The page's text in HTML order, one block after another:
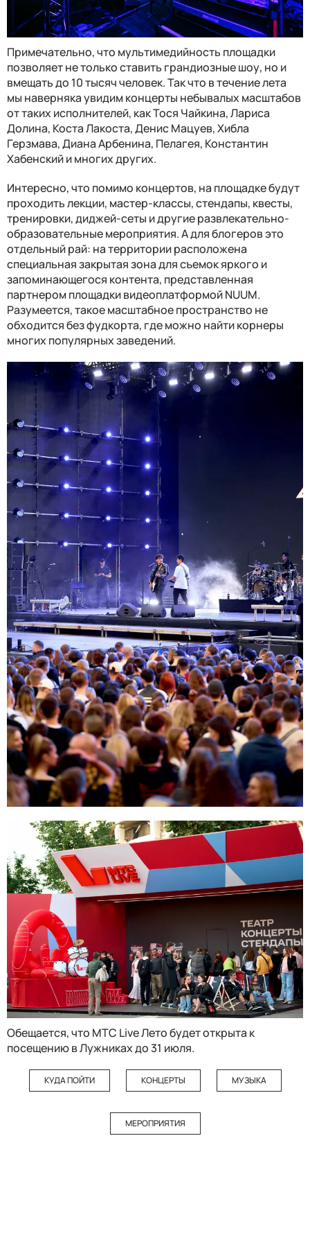
Примечательно, что мультимедийность площадки
позволяет не только ставить грандиозные шоу, но и
вмещать до 10 тысяч человек. Так что в течение лета
мы наверняка увидим концерты небывалых масштабов
от таких исполнителей, как Тося Чайкина, Лариса
Долина, Коста Лакоста, Денис Мацуев, Хибла
Герзмава, Диана Арбенина, Пелагея, Константин
Хабенский и многих других.
Интересно, что помимо концертов, на площадке будут
проходить лекции, мастер-классы, стендапы, квесты,
тренировки, диджей-сеты и другие развлекательно-
образовательные мероприятия. А для блогеров это
отдельный рай: на территории расположена
специальная закрытая зона для съемок яркого и
запоминающегося контента, представленная
партнером площадки видеоплатформой NUUM.
Разумеется, такое масштабное пространство не
обходится без фудкорта, где можно найти корнеры
многих популярных заведений.
Обещается, что MTC Live Лето будет открыта к
посещению в Лужниках до 31 июля.
КУДА ПОЙТИ КОНЦЕРТЫ МУЗЫКА
МЕРОПРИЯТИЯ